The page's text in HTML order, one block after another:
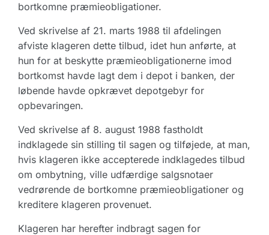
bortkomne præmieobligationer.
Ved skrivelse af 21. marts 1988 til afdelingen
afviste klageren dette tilbud, idet hun anførte, at
hun for at beskytte præmieobligationerne imod
bortkomst havde lagt dem i depot i banken, der
løbende havde opkrævet depotgebyr for
opbevaringen.
Ved skrivelse af 8. august 1988 fastholdt
indklagede sin stilling til sagen og tilføjede, at man,
hvis klageren ikke accepterede indklagedes tilbud
om ombytning, ville udfærdige salgsnotaer
vedrørende de bortkomne præmieobligationer og
kreditere klageren provenuet.
Klageren har herefter indbragt sagen for